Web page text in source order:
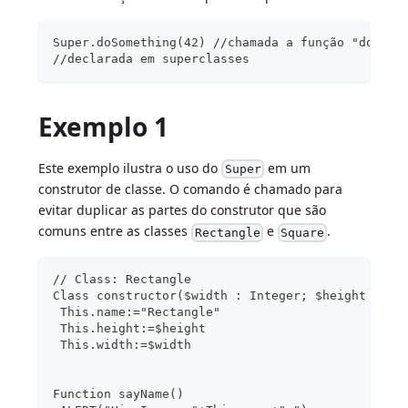
Super.doSomething(42) //chamada a função
//declarada em superclasses
Exemplo 1
Este exemplo ilustra o uso do Super em um
construtor de classe. O comando é chamado para
evitar duplicar as partes do construtor que são
comuns entre as classes Rectangle e Square .
// Class: Rectangle
Class constructor($width : Integer; $height :
This.name:="Rectangle"
This.height:=$height
This.width:=$width
Function sayName()